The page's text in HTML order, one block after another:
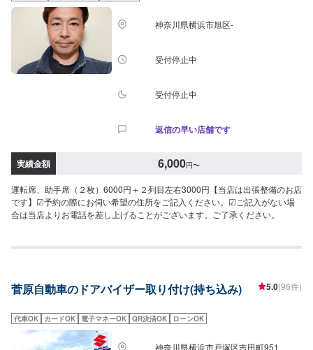
神奈川県横浜市旭区-
受付停止中
受付停止中
返信の早い店舗です
実績金額 6,000円〜
運転席、助手席（２枚）6000円＋２列目左右3000円【当店は出張整備のお店
です】☑︎予約の際にお伺い希望の住所をご記入ください。☑︎ご記入がない場
合は当店よりお電話を差し上げることがございます。ご了承ください。
菅原自動車のドアバイザー取り付け(持ち込み) 5.0(96件)
代車OK カードOK 電子マネーOK QR決済OK ローンOK
神奈川県横浜市戸塚区吉田町951